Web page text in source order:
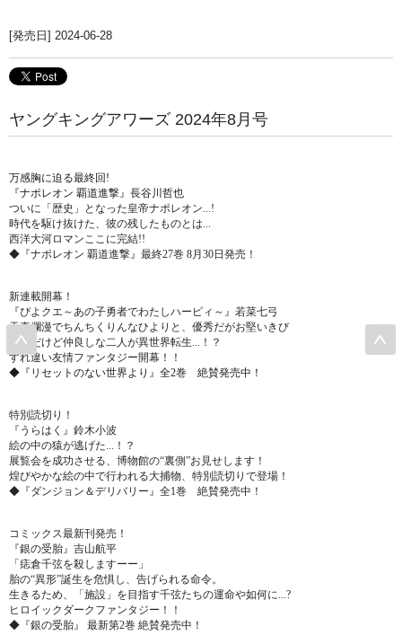
[発売日] 2024-06-28
ヤングキングアワーズ 2024年8月号
万感胸に迫る最終回!
『ナポレオン 覇道進撃』長谷川哲也
ついに「歴史」となった皇帝ナポレオン
!
時代を駆け抜けた、彼の残したものとは
西洋大河ロマンここに完結!!
◆『ナポレオン 覇道進撃』最終27巻 8月30日発売！
新連載開幕！
『ぴよクエ～あの子勇者でわたしハーピィ～』若菜七弓
天真爛漫でちんちくりんなひよりと、優秀だがお堅いきび
凸凹だけど仲良しな二人が異世界転生
！？
すれ違い友情ファンタジー開幕！！
◆『リセットのない世界より』全2巻 絶賛発売中！
特別読切り！
『うらはく』鈴木小波
絵の中の猿が逃げた
！？
展覧会を成功させる、博物館の“裏側”お見せします！
煌びやかな絵の中で行われる大捕物、特別読切りで登場！
◆『ダンジョン＆デリバリー』全1巻 絶賛発売中！
コミックス最新刊発売！
『銀の受胎』吉山航平
「痣倉千弦を殺しますーー」
胎の“異形”誕生を危惧し、告げられる命令。
生きるため、「施設」を目指す千弦たちの運命や如何に
?
ヒロイックダークファンタジー！！
◆『銀の受胎』 最新第2巻 絶賛発売中！